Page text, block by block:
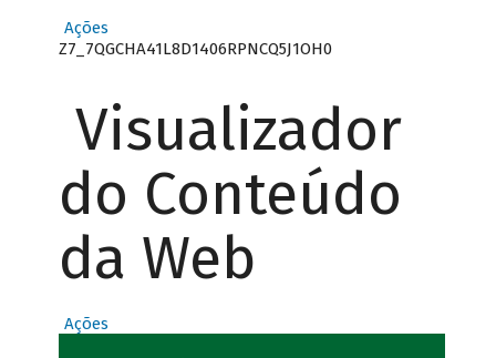
Ações
Z7_7QGCHA41L8D1406RPNCQ5J1OH0
Visualizador
do Conteúdo
da Web
Ações